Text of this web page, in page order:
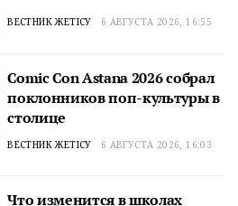
ВЕСТНИК ЖЕТІСУ 6 АВГУСТА 2026, 16:55
Comic Con Astana 2026 собрал
поклонников поп-культуры в
столице
ВЕСТНИК ЖЕТІСУ 6 АВГУСТА 2026, 16:03
Что изменится в школах